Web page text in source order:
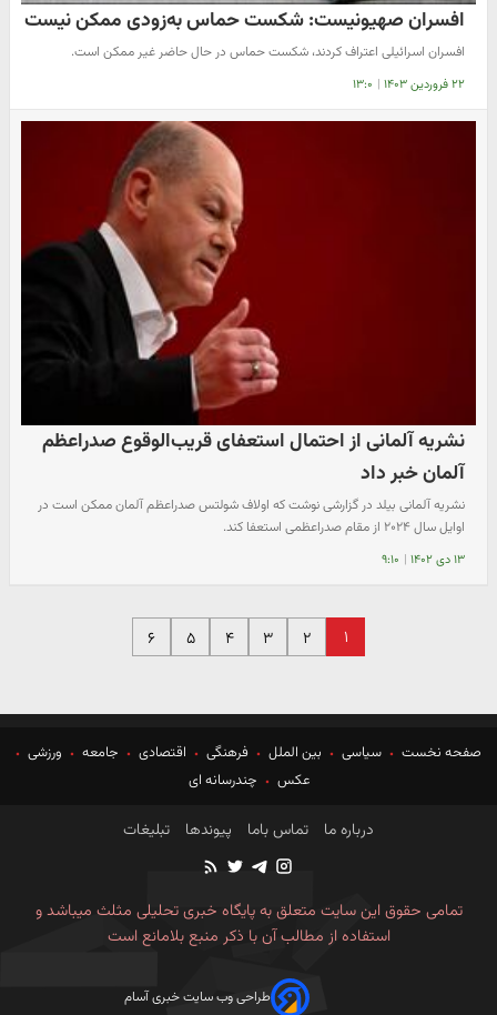
افسران صهیونیست: شکست حماس به‌زودی ممکن نیست
افسران اسرائیلی اعتراف کردند، شکست حماس در حال حاضر غیر ممکن است.
۲۲ فروردین ۱۴۰۳ | ۱۳:۰
نشریه آلمانی از احتمال استعفای قریب‌الوقوع صدراعظم
آلمان خبر داد
نشریه آلمانی بیلد در گزارشی نوشت که اولاف شولتس صدراعظم آلمان ممکن است در
اوایل سال ۲۰۲۴ از مقام صدراعظمی استعفا کند.
۱۳ دی ۱۴۰۲ | ۹:۱۰
۱ ۲ ۳ ۴ ۵ ۶
صفحه نخست سیاسی بین الملل فرهنگی اقتصادی جامعه
ورزشی
عکس
چندرسانه ای
درباره ما تماس باما پیوندها تبلیغات
تمامی حقوق این سایت متعلق به پایگاه خبری تحلیلی مثلث میباشد و
استفاده از مطالب آن با ذکر منبع بلامانع است
طراحی وب سایت خبری آسام